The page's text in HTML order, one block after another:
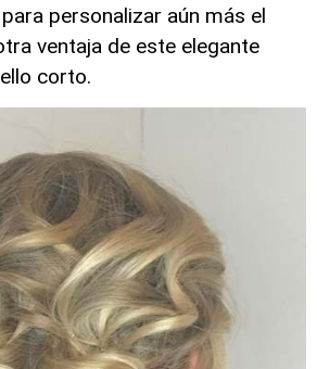
personalizar aún más el
ventaja de este elegante
corto.